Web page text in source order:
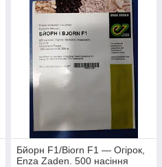
Бйорн F1/Biorn F1 — Огірок,
Enza Zaden. 500 насіння